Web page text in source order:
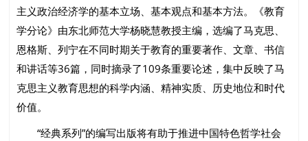
主义政治经济学的基本立场、基本观点和基本方法。《教育
学分论》由东北师范大学杨晓慧教授主编，选编了马克思、
恩格斯、列宁在不同时期关于教育的重要著作、文章、书信
和讲话等36篇，同时摘录了109条重要论述，集中反映了马
克思主义教育思想的科学内涵、精神实质、历史地位和时代
价值。
“经典系列”的编写出版将有助于推进中国特色哲学社会